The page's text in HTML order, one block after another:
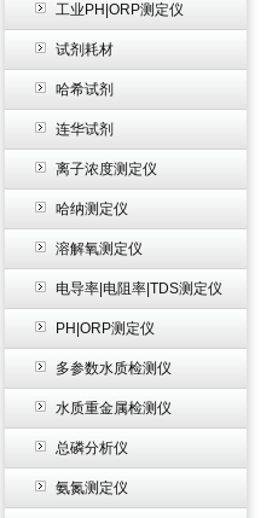
工业PH|ORP测定仪
试剂耗材
哈希试剂
连华试剂
离子浓度测定仪
哈纳测定仪
溶解氧测定仪
电导率|电阻率|TDS测定仪
PH|ORP测定仪
多参数水质检测仪
水质重金属检测仪
总磷分析仪
氨氮测定仪